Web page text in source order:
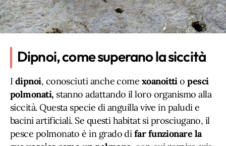
Dipnoi, come superano la siccità
I dipnoi, conosciuti anche come xoanoittiopesci
polmonati, stanno adattando il loro organismo alla
siccità. Questa specie di anguilla vive in paludi e
bacini artificiali. Se questi habitat si prosciugano, il
pesce polmonato è in grado difar funzionare la